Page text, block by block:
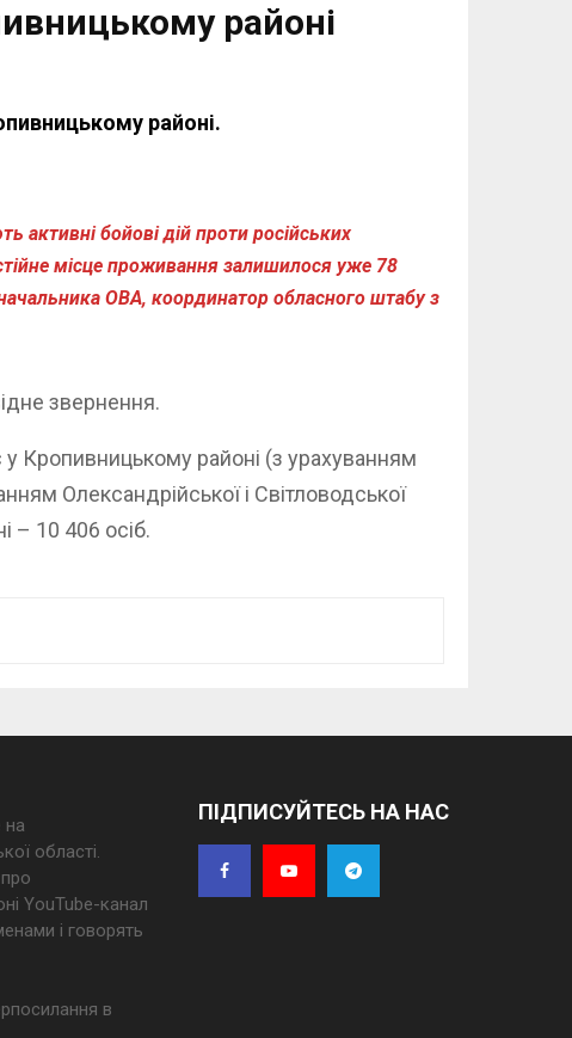
районі
районі.
активні бойові дій проти російських
місце проживання залишилося уже 78
ОВА, координатор обласного штабу з
звернення.
Кропивницькому районі (з урахуванням
Олександрійської і Світловодської
– 10 406 осіб.
на
області.
YouTube-канал
і говорять
в
ПІДПИСУЙТЕСЬ НА НАС